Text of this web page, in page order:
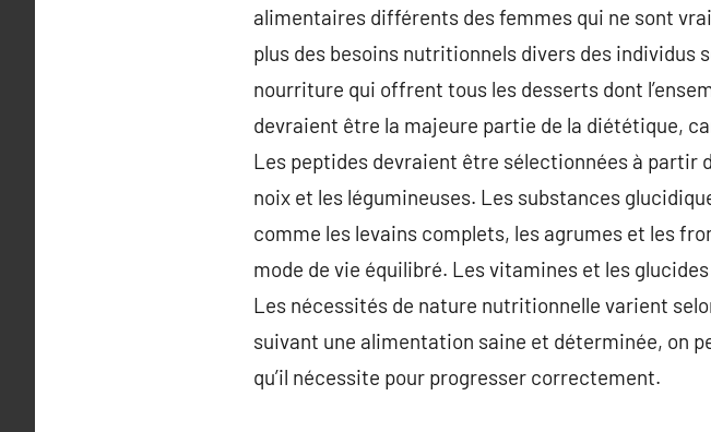
alimentaires différents des femmes qui ne sont
plus des besoins nutritionnels divers des individus
nourriture qui offrent tous les desserts dont
devraient être la majeure partie de la diététique,
Les peptides devraient être sélectionnées à partir
noix et les légumineuses. Les substances
comme les levains complets, les agrumes et les
mode de vie équilibré. Les vitamines et les
Les nécessités de nature nutritionnelle varient
suivant une alimentation saine et déterminée, on
qu’il nécessite pour progresser correctement.